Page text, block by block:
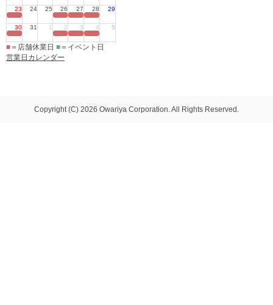
23 24 25 26 27 28 29
30 31 1 2 3 4 5
■ ＝店舗休業日 ■ ＝イベント日
営業日カレンダー
Copyright (C) 2026 Owariya Corporation. All Rights Reserved.